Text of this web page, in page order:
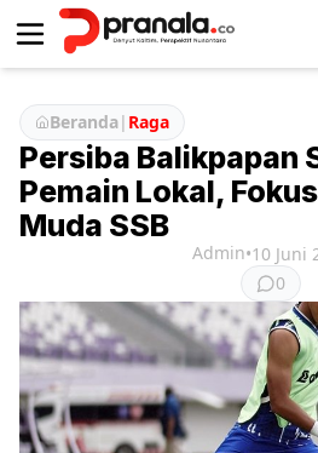
Beranda| Raga
Persiba Balikpapan
Pemain Lokal,
Muda SSB
Admin•10 Juni
0